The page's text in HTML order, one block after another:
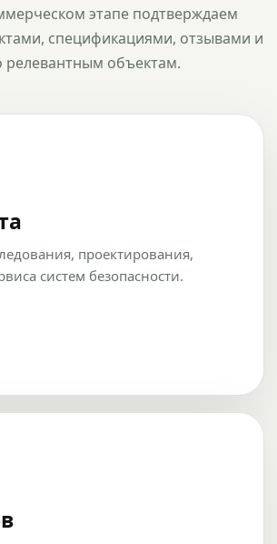
этапе подтверждаем
спецификациями, отзывами и
объектам.
проектирования,
систем безопасности.